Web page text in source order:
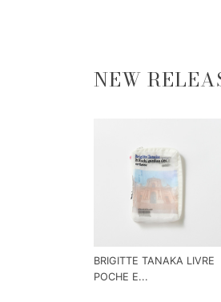
NEW
BRIGITTE TANAKA LIVRE
POCHE E...